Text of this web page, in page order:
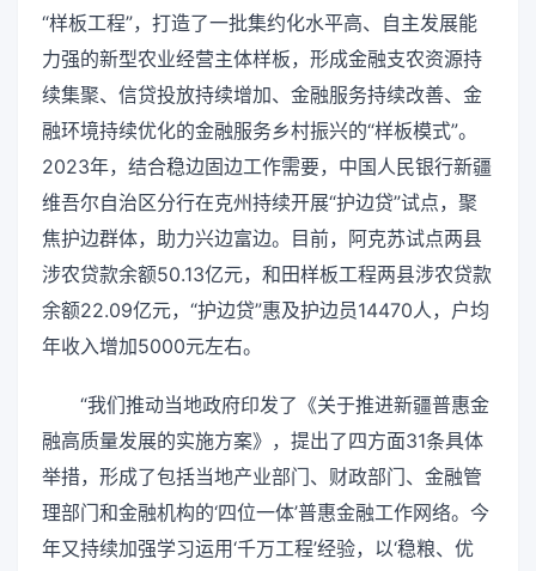
“样板工程”，打造了一批集约化水平高、自主发展能
力强的新型农业经营主体样板，形成金融支农资源持
续集聚、信贷投放持续增加、金融服务持续改善、金
融环境持续优化的金融服务乡村振兴的“样板模式”。
2023年，结合稳边固边工作需要，中国人民银行新疆
维吾尔自治区分行在克州持续开展“护边贷”试点，聚
焦护边群体，助力兴边富边。目前，阿克苏试点两县
涉农贷款余额50.13亿元，和田样板工程两县涉农贷款
余额22.09亿元，“护边贷”惠及护边员14470人，户均
年收入增加5000元左右。
“我们推动当地政府印发了《关于推进新疆普惠金
融高质量发展的实施方案》，提出了四方面31条具体
举措，形成了包括当地产业部门、财政部门、金融管
理部门和金融机构的‘四位一体’普惠金融工作网络。今
年又持续加强学习运用‘千万工程’经验，以‘稳粮、优